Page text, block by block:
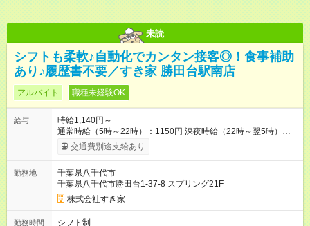
未読
シフトも柔軟♪自動化でカンタン接客◎！食事補助
あり♪履歴書不要／すき家 勝田台駅南店
アルバイト 職種未経験OK
給与
時給1,140円～
通常時給（5時～22時）：1150円 深夜時給（22時～翌5時）：
1438円 高校生時給：1140円 【特別手当】早朝手当（5：00-9：
00）時給+150円 【試用期間】試用期間あり 試用期間の長さ：1
30日（※条件変更なし）ですが、切り上げで一ヶ月とさせてい
ただきます。 研修制度あり：15時間(研修中も同時給）
交通費別途支給あり
勤務地
千葉県八千代市
千葉県八千代市勝田台1-37-8 スプリング21F
株式会社すき家
勤務時間 シフト制